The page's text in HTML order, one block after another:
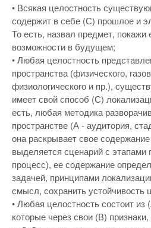
• Всякая целостность
содержит в себе (С) прошлое и
То есть, назвал предмет, покажи
возможности в будущем;
• Любая целостность
пространства (физического,
физиологического и пр.),
имеет свой способ (С)
есть, любая методика
пространстве (А - аудитория,
она раскрывает свое
выделяется сценарий с этапами
процесс), ее содержание
задачей, принципами
смысл, сохранить устойчивость
• Любая целостность состоит из
которые через свои (В)